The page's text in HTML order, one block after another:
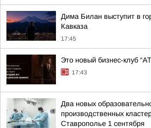
Дима Билан выступит в
Кавказа
17:45
Это новый бизнес-клуб
17:43
Два новых
производственных
Ставрополье 1 сентября